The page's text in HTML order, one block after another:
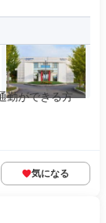
勤ができる方
気になる